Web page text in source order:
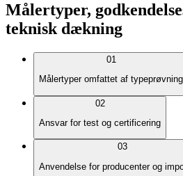
Målertyper,
teknisk dækning
01
Målertyper omfattet af typeprøvning
02
Ansvar for test og certificering
03
Anvendelse for producenter og